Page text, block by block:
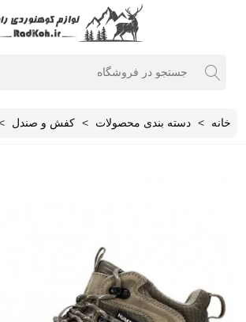
خانه > دسته بندی محصولات > کفش و صندل